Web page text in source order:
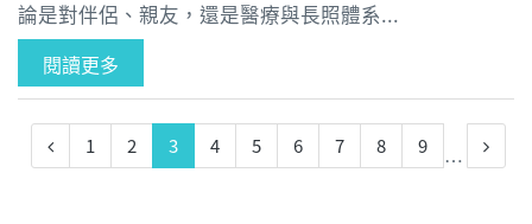
論是對伴侶、親友，還是醫療與長照體系...
閱讀更多
1 2 3 4 5 6 7 8 9
…